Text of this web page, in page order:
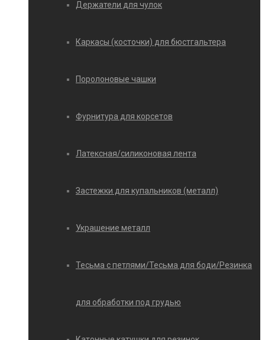
Держатели для чулок
Каркасы (косточки) для бюстгальтера
Поролоновые чашки
Фурнитура для корсетов
Латексная/силиконовая лента
Застежки для купальников (металл)
Украшение металл
Тесьма с петлями/Тесьма для боди/Резинка
для обработки под грудью